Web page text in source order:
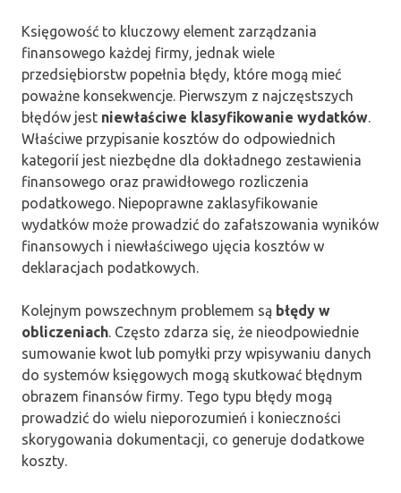
Księgowość to kluczowy element zarządzania
finansowego każdej firmy, jednak wiele
przedsiębiorstw popełnia błędy, które mogą mieć
poważne konsekwencje. Pierwszym z najczęstszych
błędów jest niewłaściwe klasyfikowanie wydatków.
Właściwe przypisanie kosztów do odpowiednich
kategorií jest niezbędne dla dokładnego zestawienia
finansowego oraz prawidłowego rozliczenia
podatkowego. Niepoprawne zaklasyfikowanie
wydatków może prowadzić do zafałszowania wyników
finansowych i niewłaściwego ujęcia kosztów w
deklaracjach podatkowych.
Kolejnym powszechnym problemem są błędy w
obliczeniach. Często zdarza się, że nieodpowiednie
sumowanie kwot lub pomyłki przy wpisywaniu danych
do systemów księgowych mogą skutkować błędnym
obrazem finansów firmy. Tego typu błędy mogą
prowadzić do wielu nieporozumień i konieczności
skorygowania dokumentacji, co generuje dodatkowe
koszty.